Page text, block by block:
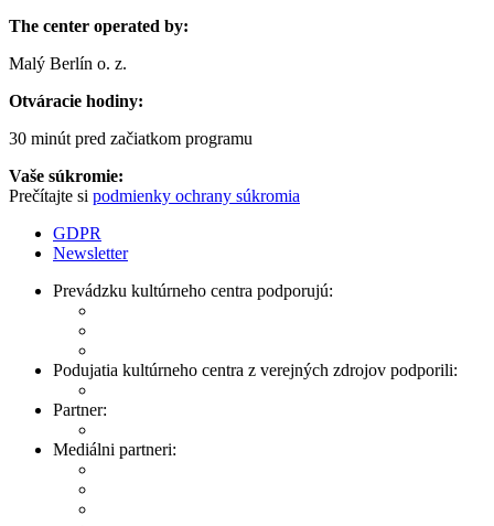
The center operated by:
Malý Berlín o. z.
Otváracie hodiny:
30 minút pred začiatkom programu
Vaše súkromie:
Prečítajte si podmienky ochrany súkromia
GDPR
Newsletter
Prevádzku kultúrneho centra podporujú:
Podujatia kultúrneho centra z verejných zdrojov podporili:
Partner:
Mediálni partneri: